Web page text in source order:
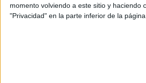
momento volviendo a este sitio y haciendo
"Privacidad" en la parte inferior de la